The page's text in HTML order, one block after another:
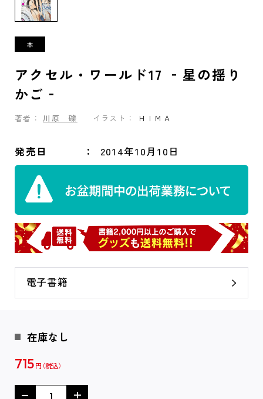
アクセル・ワールド17 ‐星の揺り
かご‐
著者： 川原 礫 イラスト： ＨＩＭＡ
発売日 2014年10月10日
電子書籍
在庫なし
715 円